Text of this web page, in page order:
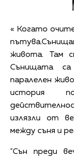
« Когато
живота. Там
Сънищата
паралелен
история
излязли от
между съня и
"Сън преди